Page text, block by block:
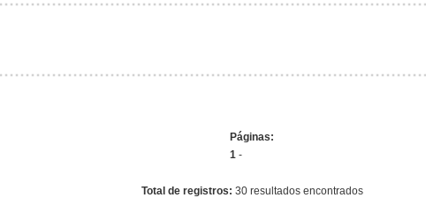
Páginas:
1 -
Total de registros: 30 resultados encontrados